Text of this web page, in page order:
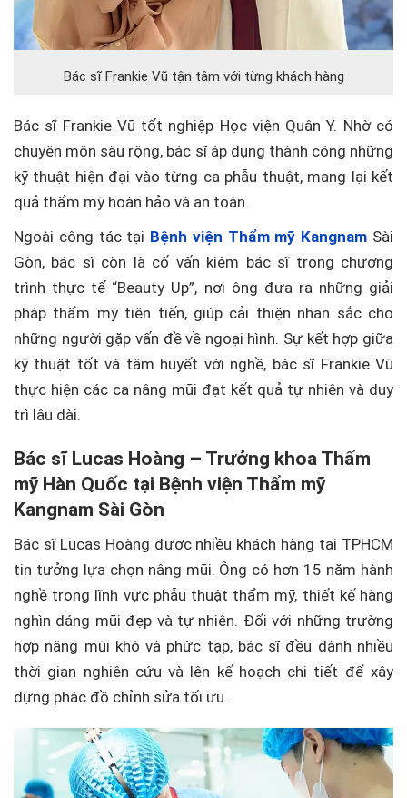
Bác sĩ Frankie Vũ tận tâm với từng khách hàng
Bác sĩ Frankie Vũ tốt nghiệp Học viện Quân Y. Nhờ có
chuyên môn sâu rộng, bác sĩ áp dụng thành công những
kỹ thuật hiện đại vào từng ca phẫu thuật, mang lại kết
quả thẩm mỹ hoàn hảo và an toàn.
Ngoài công tác tại Bệnh viện Thẩm mỹ Kangnam Sài
Gòn, bác sĩ còn là cố vấn kiêm bác sĩ trong chương
trình thực tế “Beauty Up”, nơi ông đưa ra những giải
pháp thẩm mỹ tiên tiến, giúp cải thiện nhan sắc cho
những người gặp vấn đề về ngoại hình. Sự kết hợp giữa
kỹ thuật tốt và tâm huyết với nghề, bác sĩ Frankie Vũ
thực hiện các ca nâng mũi đạt kết quả tự nhiên và duy
trì lâu dài.
Bác sĩ Lucas Hoàng – Trưởng khoa Thẩm
mỹ Hàn Quốc tại Bệnh viện Thẩm mỹ
Kangnam Sài Gòn
Bác sĩ Lucas Hoàng được nhiều khách hàng tại TPHCM
tin tưởng lựa chọn nâng mũi. Ông có hơn 15 năm hành
nghề trong lĩnh vực phẫu thuật thẩm mỹ, thiết kế hàng
nghìn dáng mũi đẹp và tự nhiên. Đối với những trường
hợp nâng mũi khó và phức tạp, bác sĩ đều dành nhiều
thời gian nghiên cứu và lên kế hoạch chi tiết để xây
dựng phác đồ chỉnh sửa tối ưu.